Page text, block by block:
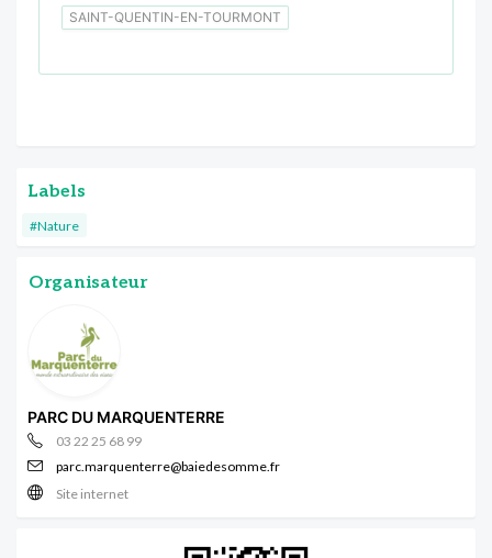
SAINT-QUENTIN-EN-TOURMONT
Labels
#Nature
Organisateur
PARC DU MARQUENTERRE
03 22 25 68 99
parc.marquenterre@baiedesomme.fr
Site internet